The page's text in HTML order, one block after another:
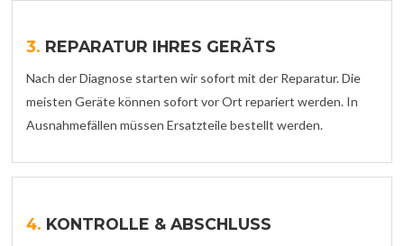
3. REPARATUR IHRES GERÄTS
Nach der Diagnose starten wir sofort mit der Reparatur. Die
meisten Geräte können sofort vor Ort repariert werden. In
Ausnahmefällen müssen Ersatzteile bestellt werden.
4. KONTROLLE & ABSCHLUSS